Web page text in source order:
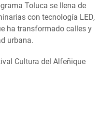
Toluca se llena de
con tecnología LED,
ha transformado calles y
urbana.
Cultura del Alfeñique